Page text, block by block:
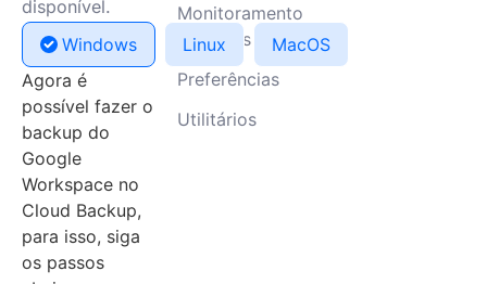
Monitoramento
e Alertas
Preferências
Utilitários
disponível.
Windows
Linux
MacOS
Agora é
possível fazer o
backup do
Google
Workspace no
Cloud Backup,
para isso, siga
os passos